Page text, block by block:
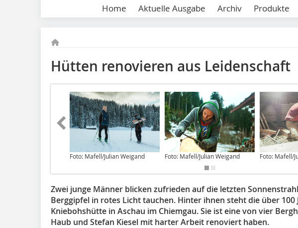
Home Aktuelle Ausgabe Archiv Produkte
Hütten renovieren aus Leidenschaft
Foto: Mafell/Julian Weigand Foto: Mafell/Julian Weigand Foto: Mafell/
Zwei junge Männer blicken zufrieden auf die letzten
Berggipfel in rotes Licht tauchen. Hinter ihnen steht die über 100
Kniebohshütte in Aschau im Chiemgau. Sie ist eine von vier
Haub und Stefan Kiesel mit harter Arbeit renoviert haben.